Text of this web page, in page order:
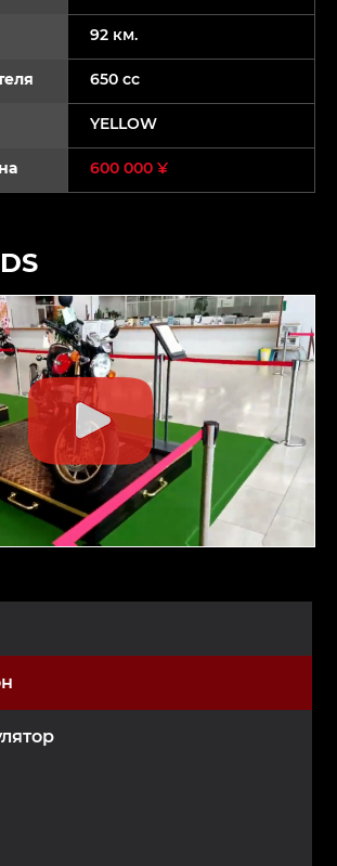
92 км.
650 cc
YELLOW
600 000 ¥